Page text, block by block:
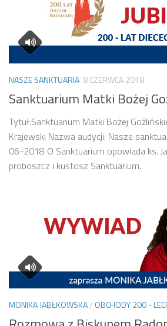
NASZE SANKTUARIA 8 CZERWCA 2018
Sanktuarium Matki Bożej
Tytuł:Sanktuarium Matki Bożej
Krajewski Nazwa audycji: Nasze
06-2018 O Sanktuarium opowiada ks.
proboszcz i kustosz Sanktuarium.
MONIKA JABŁKOWSKA/ OBCHODY 200 -